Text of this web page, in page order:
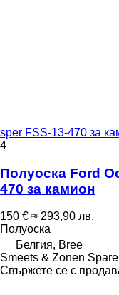
sper FSS-13-470 за
4
Полуоска Ford
470 за камион
150 € ≈ 293,90 лв.
Полуоска
Белгия, Bree
Smeets & Zonen
Свържете се с